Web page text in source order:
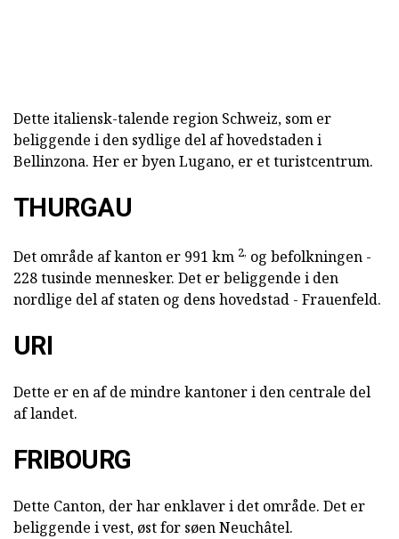
Dette italiensk-talende region Schweiz, som er
beliggende i den sydlige del af hovedstaden i
Bellinzona. Her er byen Lugano, er et turistcentrum.
THURGAU
Det område af kanton er 991 km 2, og befolkningen -
228 tusinde mennesker. Det er beliggende i den
nordlige del af staten og dens hovedstad - Frauenfeld.
URI
Dette er en af de mindre kantoner i den centrale del
af landet.
FRIBOURG
Dette Canton, der har enklaver i det område. Det er
beliggende i vest, øst for søen Neuchâtel.